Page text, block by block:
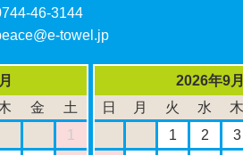
46-3144
towel.jp
金
土
1
2026年9
日
月 火 水
1
2
3